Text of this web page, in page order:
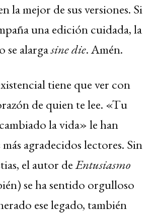
la mejor de sus versiones. Si
una edición cuidada, la
se alargasine die. Amén.
tiene que ver con
de quien te lee. «Tu
la vida» le han
agradecidos lectores. Sin
el autor deEntusiasmo
se ha sentido orgulloso
ese legado, también